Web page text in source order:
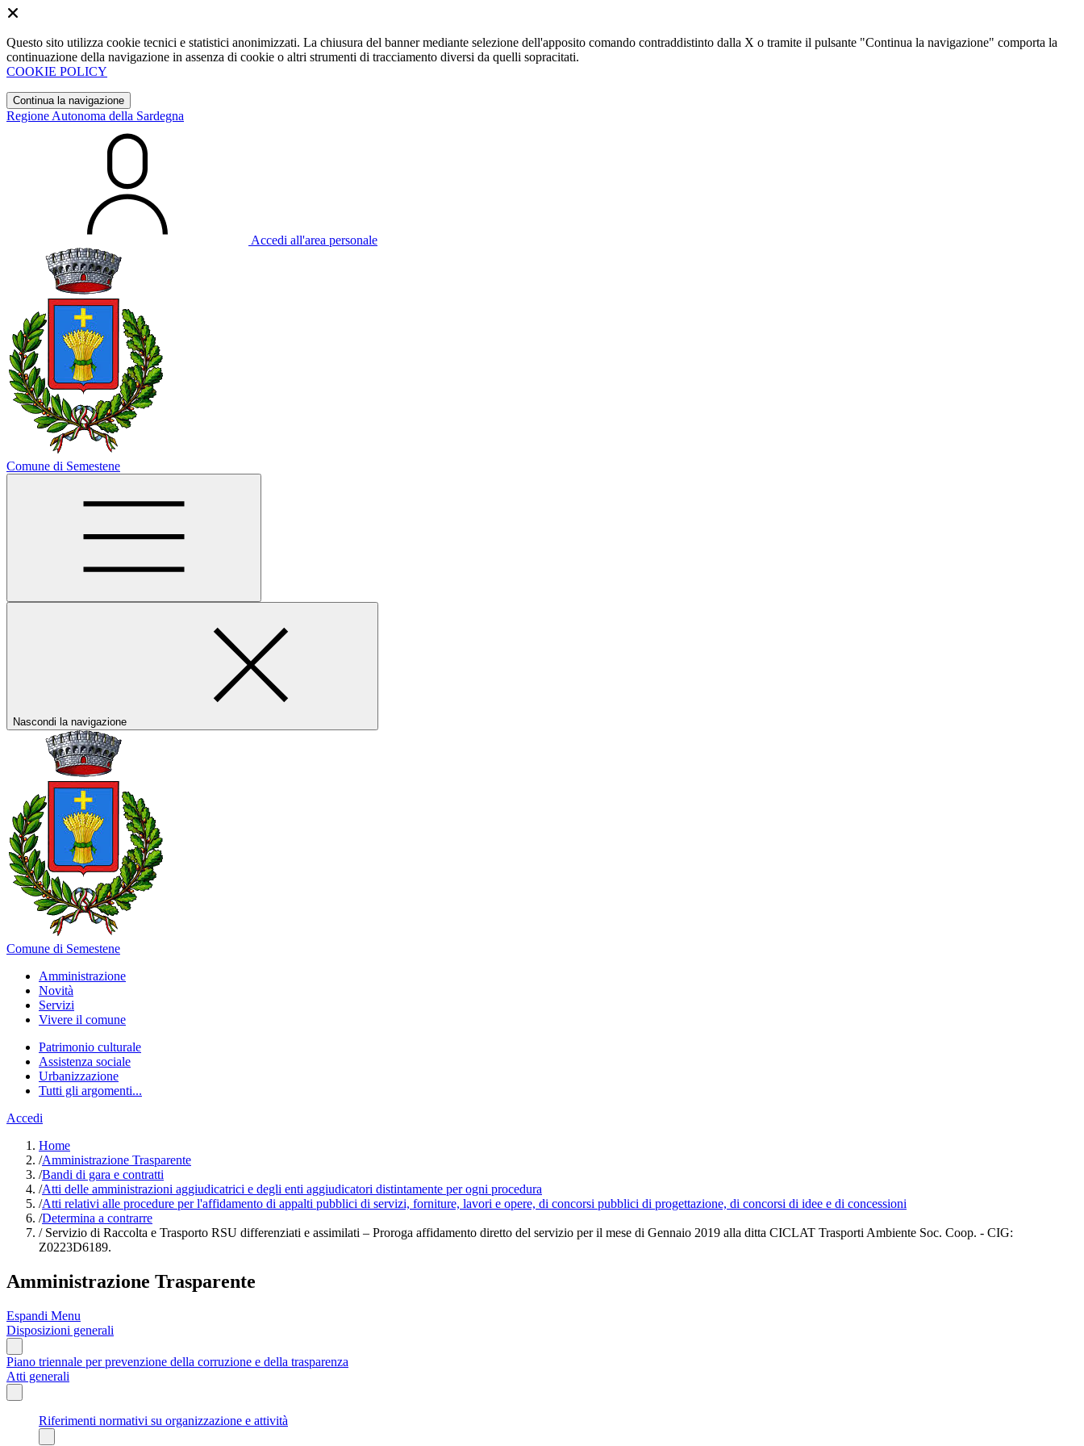
Questo sito utilizza cookie tecnici e statistici anonimizzati. La chiusura del banner mediante selezione dell'apposito comando contraddistinto dalla X o tramite il pulsante "Continua la navigazione" comporta la
continuazione della navigazione in assenza di cookie o altri strumenti di tracciamento diversi da quelli sopracitati.
COOKIE POLICY
Continua la navigazione
Regione Autonoma della Sardegna
Accedi all'area personale
Comune di Semestene
Nascondi la navigazione
Comune di Semestene
Amministrazione
Novità
Servizi
Vivere il comune
Patrimonio culturale
Assistenza sociale
Urbanizzazione
Tutti gli argomenti...
Accedi
Home
/Amministrazione Trasparente
/Bandi di gara e contratti
/Atti delle amministrazioni aggiudicatrici e degli enti aggiudicatori distintamente per ogni procedura
/Atti relativi alle procedure per l'affidamento di appalti pubblici di servizi, forniture, lavori e opere, di concorsi pubblici di progettazione, di concorsi di idee e di concessioni
/Determina a contrarre
/Servizio di Raccolta e Trasporto RSU differenziati e assimilati – Proroga affidamento diretto del servizio per il mese di Gennaio 2019 alla ditta CICLAT Trasporti Ambiente Soc. Coop. - CIG:
Z0223D6189.
Amministrazione Trasparente
Espandi Menu
Disposizioni generali
Piano triennale per prevenzione della corruzione e della trasparenza
Atti generali
Riferimenti normativi su organizzazione e attività